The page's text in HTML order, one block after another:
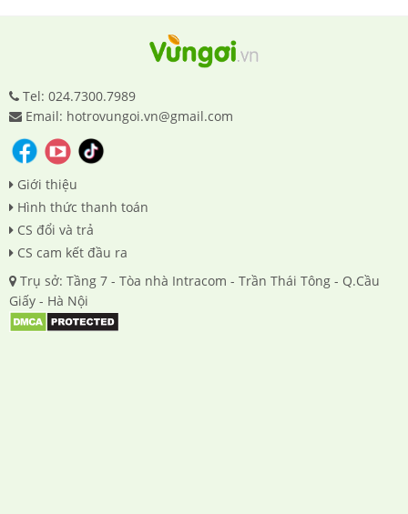
Tel: 024.7300.7989
Email: hotrovungoi.vn@gmail.com
Giới thiệu
Hình thức thanh toán
CS đổi và trả
CS cam kết đầu ra
Trụ sở: Tầng 7 - Tòa nhà Intracom - Trần Thái Tông - Q.Cầu
Giấy - Hà Nội